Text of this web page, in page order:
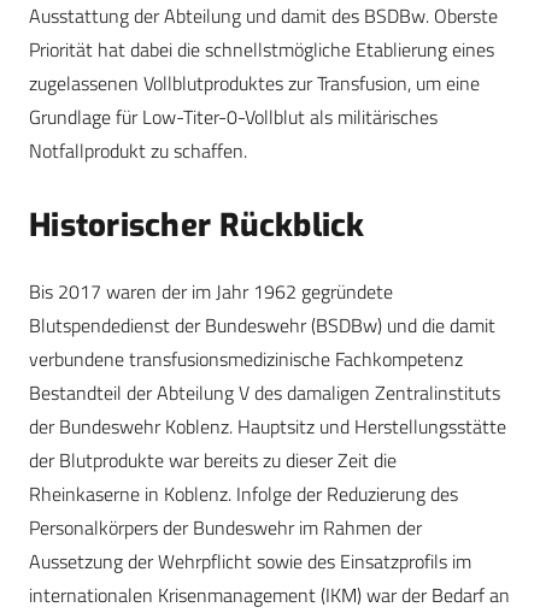
Ausstattung der Abteilung und damit des BSDBw. Oberste
Priorität hat dabei die schnellstmögliche Etablierung eines
zugelassenen Vollblutproduktes zur Transfusion, um eine
Grundlage für Low-Titer-0-Vollblut als militärisches
Notfallprodukt zu schaffen.
Historischer Rückblick
Bis 2017 waren der im Jahr 1962 gegründete
Blutspendedienst der Bundeswehr (BSDBw) und die damit
verbundene transfusionsmedizinische Fachkompetenz
Bestandteil der Abteilung V des damaligen Zentralinstituts
der Bundeswehr Koblenz. Hauptsitz und Herstellungsstätte
der Blutprodukte war bereits zu dieser Zeit die
Rheinkaserne in Koblenz. Infolge der Reduzierung des
Personalkörpers der Bundeswehr im Rahmen der
Aussetzung der Wehrpflicht sowie des Einsatzprofils im
internationalen Krisenmanagement (IKM) war der Bedarf an